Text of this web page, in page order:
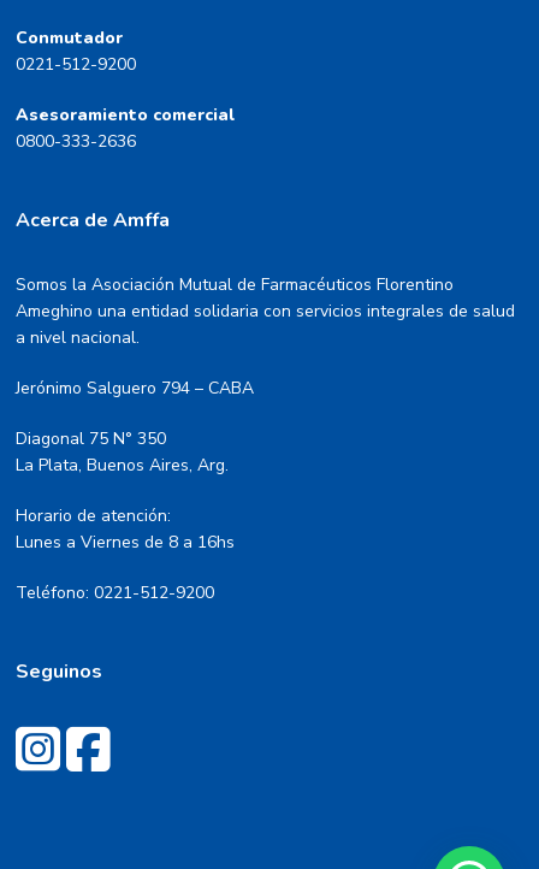
Conmutador
0221-512-9200
Asesoramiento comercial
0800-333-2636
Acerca de Amffa
Somos la Asociación Mutual de Farmacéuticos Florentino
Ameghino una entidad solidaria con servicios integrales de salud
a nivel nacional.
Jerónimo Salguero 794 – CABA
Diagonal 75 N° 350
La Plata, Buenos Aires, Arg.
Horario de atención:
Lunes a Viernes de 8 a 16hs
Teléfono: 0221-512-9200
Seguinos